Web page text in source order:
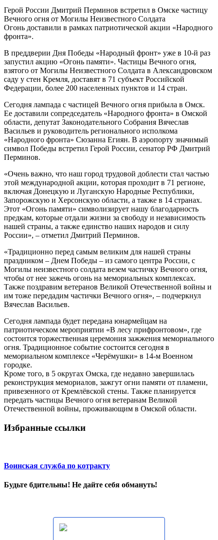
Герой России Дмитрий Перминов встретил в Омске частицу
Вечного огня от Могилы Неизвестного Солдата
Огонь доставили в рамках патриотической акции «Народного
фронта».
В преддверии Дня Победы «Народный фронт» уже в 10-й раз
запустил акцию «Огонь памяти». Частицы Вечного огня,
взятого от Могилы Неизвестного Солдата в Александровском
саду у стен Кремля, доставят в 71 субъект Российской
Федерации, более 200 населенных пунктов и 14 стран.
Сегодня лампада с частицей Вечного огня прибыла в Омск.
Ее доставили сопредседатель «Народного фронта» в Омской
области, депутат Законодательного Собрания Вячеслав
Васильев и руководитель регионального исполкома
«Народного фронта» Сюзанна Егиян. В аэропорту значимый
символ Победы встретил Герой России, сенатор РФ Дмитрий
Перминов.
«Очень важно, что наш город трудовой доблести стал частью
этой международной акции, которая проходит в 71 регионе,
включая Донецкую и Луганскую Народные Республики,
Запорожскую и Херсонскую области, а также в 14 странах.
Этот «Огонь памяти» символизирует нашу благодарность
предкам, которые отдали жизни за свободу и независимость
нашей страны, а также единство наших народов и силу
России», – отметил Дмитрий Перминов.
«Традиционно перед самым великим для нашей страны
праздником – Днем Победы – из самого центра России, с
Могилы неизвестного солдата везем частичку Вечного огня,
чтобы от нее зажечь огонь на мемориальных комплексах.
Также поздравим ветеранов Великой Отечественной войны и
им тоже передадим частички Вечного огня», – подчеркнул
Вячеслав Васильев.
Сегодня лампада будет передана юнармейцам на
патриотическом мероприятии «В лесу прифронтовом», где
состоится торжественная церемония зажжения мемориального
огня. Традиционное событие состоится сегодня в
мемориальном комплексе «Черёмушки» в 14-м Военном
городке.
Кроме того, в 5 округах Омска, где недавно завершилась
реконструкция мемориалов, зажгут огни памяти от пламени,
привезенного от Кремлёвской стены. Также планируется
передать частицы Вечного огня ветеранам Великой
Отечественной войны, проживающим в Омской области.
Избранные ссылки
Воинская служба по котракту
Будьте бдительны! Не дайте себя обмануть!